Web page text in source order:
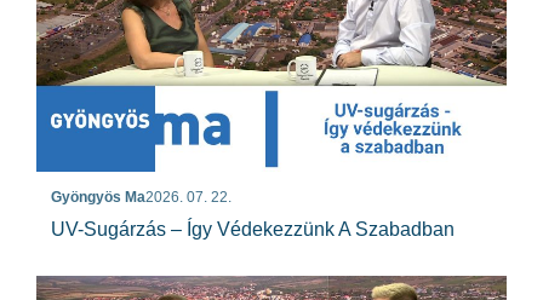
Gyöngyös Ma2026. 07. 22.
UV-Sugárzás – Így Védekezzünk A Szabadban